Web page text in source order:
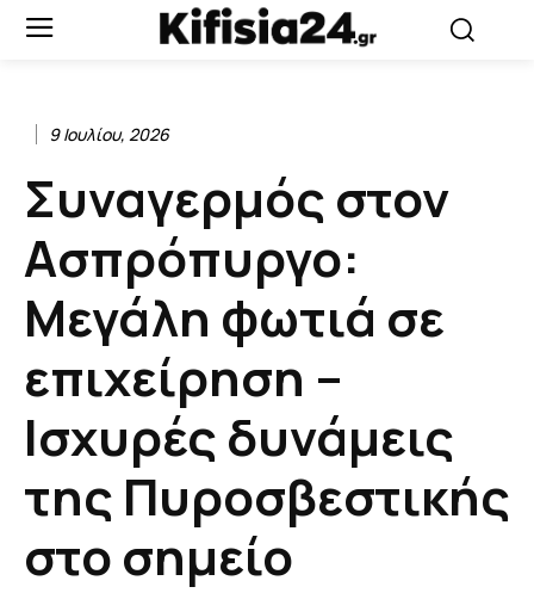
9 Ιουλίου, 2026
Συναγερμός στον
Ασπρόπυργο:
Μεγάλη φωτιά σε
επιχείρηση –
Ισχυρές δυνάμεις
της Πυροσβεστικής
στο σημείο